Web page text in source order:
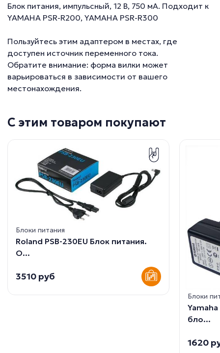
Блок питания, импульсный, 12 В, 750 мА. Подходит к
YAMAHA PSR-R200, YAMAHA PSR-R300
Пользуйтесь этим адаптером в местах, где
доступен источник переменного тока.
Обратите внимание: форма вилки может
варьироваться в зависимости от вашего
местонахождения.
С этим товаром покупают
Блоки питания
Roland PSB-230EU Блок питания.
О...
3510 руб
Блоки
бло...
1620